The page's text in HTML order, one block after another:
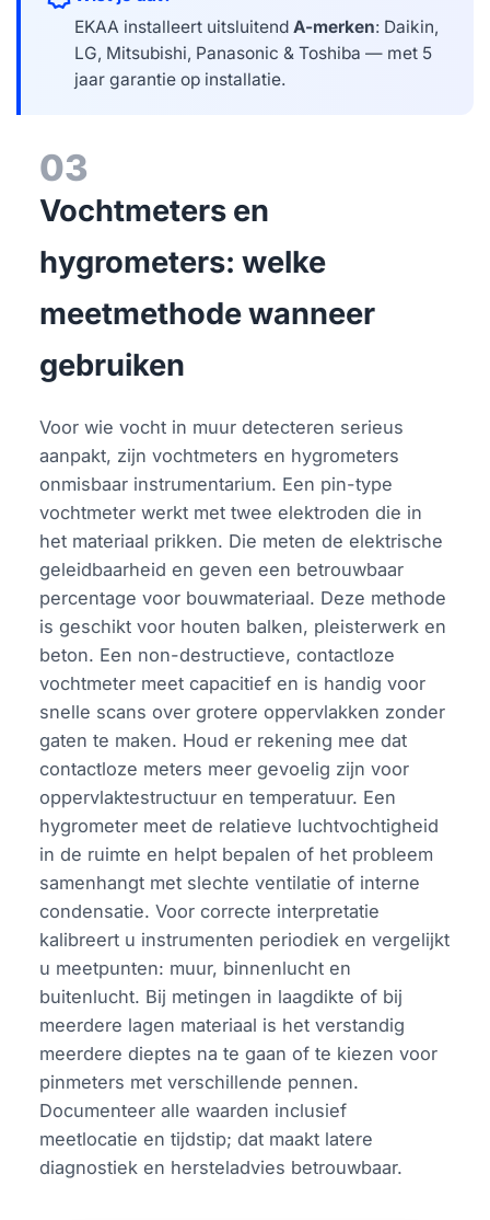
EKAA installeert uitsluitendA-merken: Daikin,
LG, Mitsubishi, Panasonic & Toshiba — met 5
jaar garantie op installatie.
03
Vochtmeters en
hygrometers: welke
meetmethode wanneer
gebruiken
Voor wie vocht in muur detecteren serieus
aanpakt, zijn vochtmeters en hygrometers
onmisbaar instrumentarium. Een pin-type
vochtmeter werkt met twee elektroden die in
het materiaal prikken. Die meten de elektrische
geleidbaarheid en geven een betrouwbaar
percentage voor bouwmateriaal. Deze methode
is geschikt voor houten balken, pleisterwerk en
beton. Een non-destructieve, contactloze
vochtmeter meet capacitief en is handig voor
snelle scans over grotere oppervlakken zonder
gaten te maken. Houd er rekening mee dat
contactloze meters meer gevoelig zijn voor
oppervlaktestructuur en temperatuur. Een
hygrometer meet de relatieve luchtvochtigheid
in de ruimte en helpt bepalen of het probleem
samenhangt met slechte ventilatie of interne
condensatie. Voor correcte interpretatie
kalibreert u instrumenten periodiek en vergelijkt
u meetpunten: muur, binnenlucht en
buitenlucht. Bij metingen in laagdikte of bij
meerdere lagen materiaal is het verstandig
meerdere dieptes na te gaan of te kiezen voor
pinmeters met verschillende pennen.
Documenteer alle waarden inclusief
meetlocatie en tijdstip; dat maakt latere
diagnostiek en hersteladvies betrouwbaar.